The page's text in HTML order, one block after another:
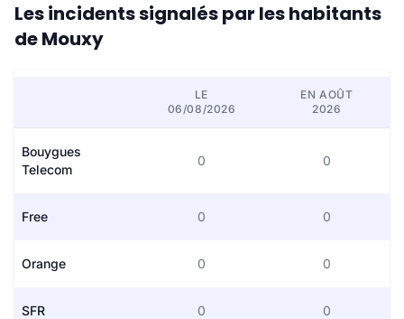
Les incidents signalés par les habitants
de Mouxy
LE
06/08/2026
EN AOÛT
2026
Bouygues
Telecom
0 0
Free 0 0
Orange 0 0
SFR 0 0